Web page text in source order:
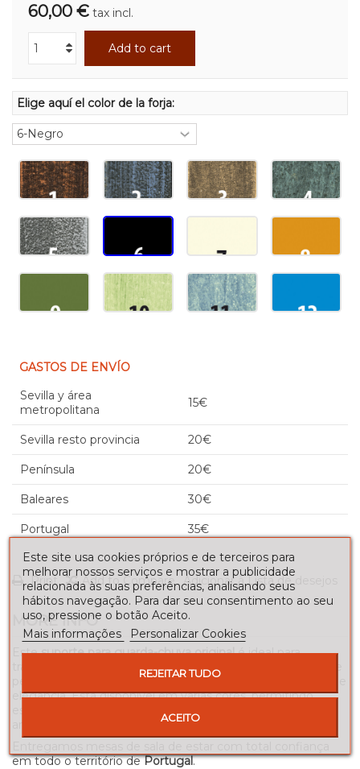
60,00 € tax incl.
Add to cart
Elige aquí el color de la forja:
GASTOS DE ENVÍO
Sevilla y área
metropolitana
15€
Sevilla resto provincia 20€
Península 20€
Baleares 30€
Portugal 35€
Print Add to Compare Adicionar à Lista de desejos
MORE INFO
Estesuporte para guarda-chuva originalé ideal para
transformar a entrada da sua casa num espaço acolhedor e
personalizado, oferecendo ao mesmo tempo durabilidade e
elegância. Está disponível em várias cores, permitindo
escolher o acabamento que melhor harmonize com o
em todo o território dePortugal.
Este site usa cookies próprios e de terceiros para
melhorar nossos serviços e mostrar a publicidade
relacionada às suas preferências, analisando seus
hábitos navegação. Para dar seu consentimento ao seu
uso, pressione o botão Aceito.
Mais informações
Personalizar Cookies
REJEITAR TUDO
ACEITO